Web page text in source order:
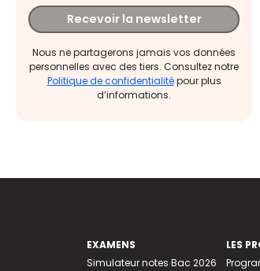
Recevoir la newsletter
Nous ne partagerons jamais vos données
personnelles avec des tiers. Consultez notre
Politique de confidentialitépour plus
d’informations.
EXAMENS
Simulateur notes Bac 2026
LES